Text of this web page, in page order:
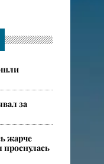
за
жарче
проснулась